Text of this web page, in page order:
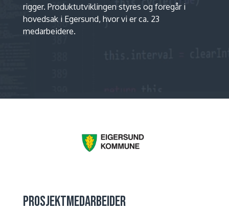
rigger. Produktutviklingen styres og foregår i
hovedsak i Egersund, hvor vi er ca. 23
medarbeidere.
PROSJEKTMEDARBEIDER